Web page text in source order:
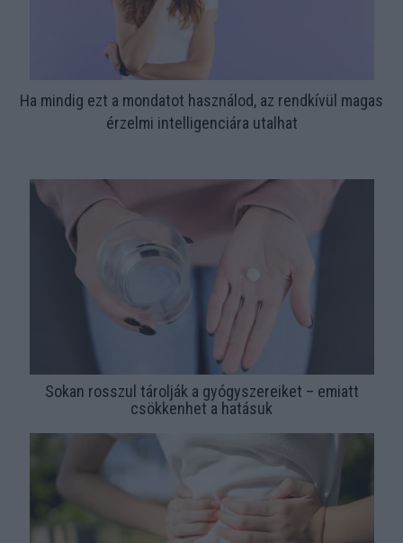
Ha mindig ezt a mondatot használod, az rendkívül magas
érzelmi intelligenciára utalhat
Sokan rosszul tárolják a gyógyszereiket – emiatt
csökkenhet a hatásuk